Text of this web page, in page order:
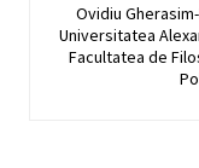
Ovidiu
Universitatea
Facultatea de